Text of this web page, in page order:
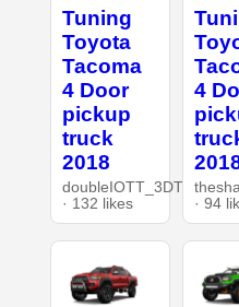
Tuning
Toyota
Tacoma
4 Door
pickup
truck
2018
doubleIOTT_3DT
· 132 likes
4
· 94